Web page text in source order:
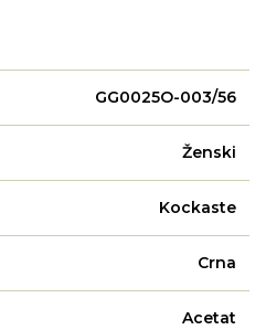
GG0025O-003/56
Ženski
Kockaste
Crna
Acetat